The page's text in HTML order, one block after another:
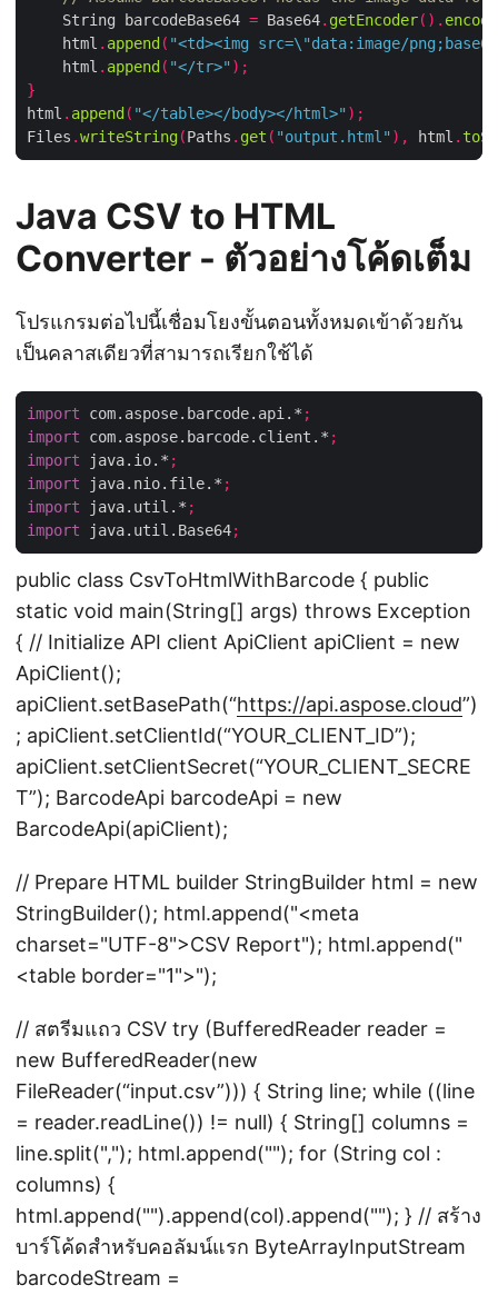
    String barcodeBase64
= Base64. getEncoder().
    html
. append ( "<td><img src=\"data:image/
    html
. append ( "</tr>" );
}
html . append ( "</table></body></html>" );
Files .writeString(Paths . get ( "output.html" ), html .
Java CSV to HTML
Converter - ตัวอย่างโค้ดเต็ม
โปรแกรมต่อไปนี้เชื่อมโยงขั้นตอนทั้งหมดเข้าด้วยกัน
เป็นคลาสเดียวที่สามารถเรียกใช้ได้
import com.aspose.barcode.api.* ;
import com.aspose.barcode.client.* ;
import java.io.* ;
import java.nio.file.* ;
import java.util.* ;
import java.util.Base64;
public class CsvToHtmlWithBarcode { public
static void main(String[] args) throws Exception
{ // Initialize API client ApiClient apiClient = new
ApiClient();
apiClient.setBasePath(“https://api.aspose.cloud”)
; apiClient.setClientId(“YOUR_CLIENT_ID”);
apiClient.setClientSecret(“YOUR_CLIENT_SECRE
T”); BarcodeApi barcodeApi = new
BarcodeApi(apiClient);
// Prepare HTML builder StringBuilder html = new
StringBuilder(); html.append("<meta
charset="UTF-8">CSV Report"); html.append("
<table border="1">");
// สตรีมแถว CSV try (BufferedReader reader =
new BufferedReader(new
FileReader(“input.csv”))) { String line; while ((line
= reader.readLine()) != null) { String[] columns =
line.split(","); html.append(""); for (String col :
columns) {
html.append("").append(col).append(""); } // สร้าง
บาร์โค้ดสำหรับคอลัมน์แรก ByteArrayInputStream
barcodeStream =